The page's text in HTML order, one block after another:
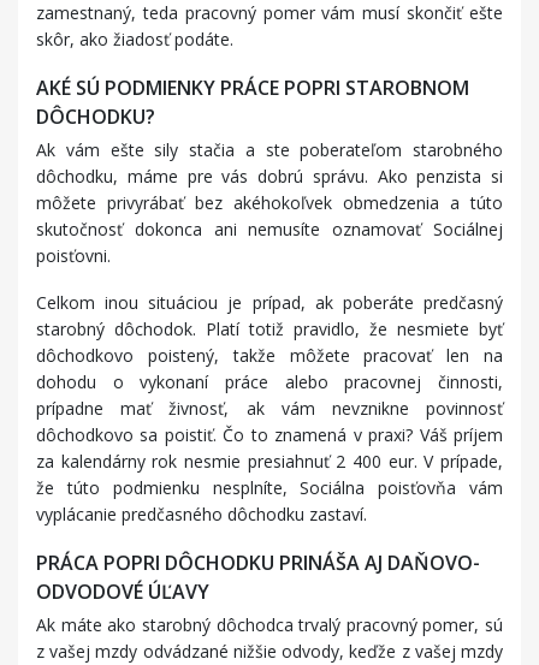
zamestnaný, teda pracovný pomer vám musí skončiť ešte
skôr, ako žiadosť podáte.
AKÉ SÚ PODMIENKY PRÁCE POPRI STAROBNOM
DÔCHODKU?
Ak vám ešte sily stačia a ste poberateľom starobného
dôchodku, máme pre vás dobrú správu. Ako penzista si
môžete privyrábať bez akéhokoľvek obmedzenia a túto
skutočnosť dokonca ani nemusíte oznamovať Sociálnej
poisťovni.
Celkom inou situáciou je prípad, ak poberáte predčasný
starobný dôchodok. Platí totiž pravidlo, že nesmiete byť
dôchodkovo poistený, takže môžete pracovať len na
dohodu o vykonaní práce alebo pracovnej činnosti,
prípadne mať živnosť, ak vám nevznikne povinnosť
dôchodkovo sa poistiť. Čo to znamená v praxi? Váš príjem
za kalendárny rok nesmie presiahnuť 2 400 eur. V prípade,
že túto podmienku nesplníte, Sociálna poisťovňa vám
vyplácanie predčasného dôchodku zastaví.
PRÁCA POPRI DÔCHODKU PRINÁŠA AJ DAŇOVO-
ODVODOVÉ ÚĽAVY
Ak máte ako starobný dôchodca trvalý pracovný pomer, sú
z vašej mzdy odvádzané nižšie odvody, keďže z vašej mzdy